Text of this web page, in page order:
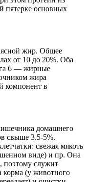
пятерке основных
жир. Общее
от 10 до 20%. Оба
6 — жирные
жира
компонент в
домашнего
свыше 3.5-5%.
свежая мякоть
виде) и пр. Она
поэтому служит
корма (у животного